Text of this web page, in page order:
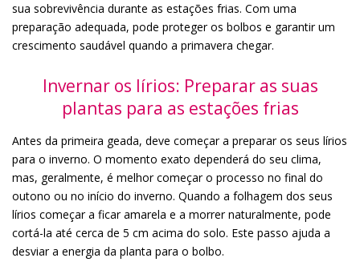
sua sobrevivência durante as estações frias. Com uma
preparação adequada, pode proteger os bolbos e garantir um
crescimento saudável quando a primavera chegar.
Invernar os lírios: Preparar as suas
plantas para as estações frias
Antes da primeira geada, deve começar a preparar os seus lírios
para o inverno. O momento exato dependerá do seu clima,
mas, geralmente, é melhor começar o processo no final do
outono ou no início do inverno. Quando a folhagem dos seus
lírios começar a ficar amarela e a morrer naturalmente, pode
cortá-la até cerca de 5 cm acima do solo. Este passo ajuda a
desviar a energia da planta para o bolbo.